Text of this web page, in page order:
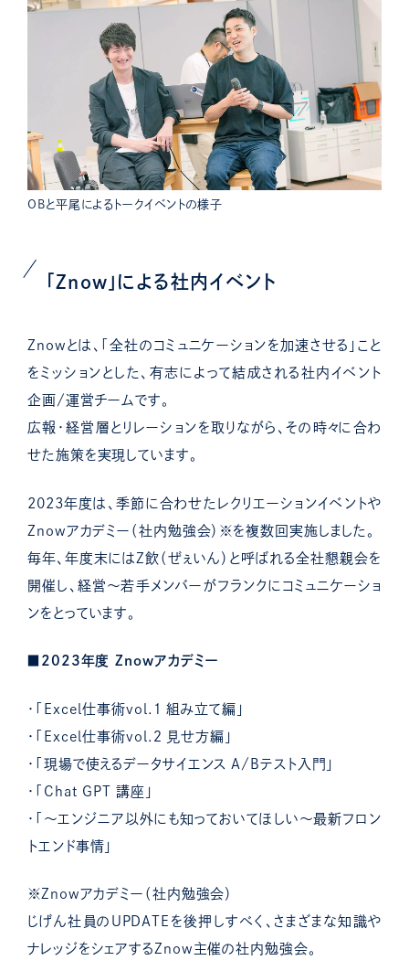
OBと平尾によるトークイベントの様子
「Znow」による社内イベント
Znowとは、「全社のコミュニケーションを加速させる」こと
をミッションとした、有志によって結成される社内イベント
企画/運営チームです。
広報・経営層とリレーションを取りながら、その時々に合わ
せた施策を実現しています。
2023年度は、季節に合わせたレクリエーションイベントや
Znowアカデミー（社内勉強会）※を複数回実施しました。
毎年、年度末にはZ飲（ぜぇいん）と呼ばれる全社懇親会を
開催し、経営～若手メンバーがフランクにコミュニケーショ
ンをとっています。
■2023年度 Znowアカデミー
・「Excel仕事術vol.１ 組み立て編」
・「Excel仕事術vol.２ 見せ方編」
・「現場で使えるデータサイエンス A/Bテスト入門」
・「Chat GPT 講座」
・「〜エンジニア以外にも知っておいてほしい〜最新フロン
トエンド事情」
※Znowアカデミー（社内勉強会）
じげん社員のUPDATEを後押しすべく、さまざまな知識や
ナレッジをシェアするZnow主催の社内勉強会。